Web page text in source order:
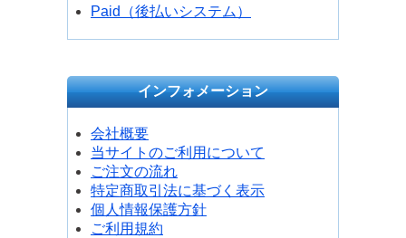
Paid（後払いシステム）
インフォメーション
会社概要
当サイトのご利用について
ご注文の流れ
特定商取引法に基づく表示
個人情報保護方針
ご利用規約